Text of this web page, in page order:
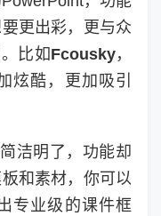
更出彩，更与众
比如Fcousky，
炫酷，更加吸引
洁明了，功能却
和素材，你可以
专业级的课件框